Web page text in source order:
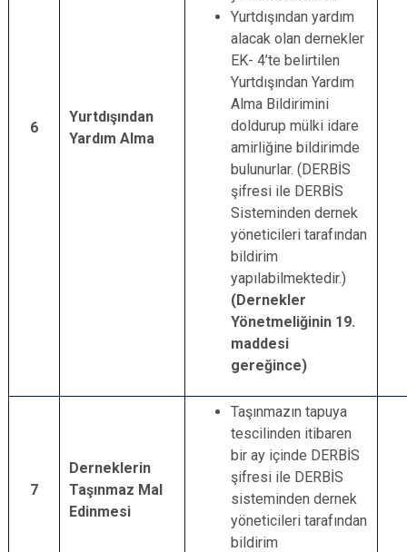
6
Yurtdışından
Yardım Alma
Yurtdışından yardım
alacak olan dernekler
EK- 4’te belirtilen
Yurtdışından Yardım
Alma Bildirimini
doldurup mülki idare
amirliğine bildirimde
bulunurlar. (DERBİS
şifresi ile DERBİS
Sisteminden dernek
yöneticileri tarafından
bildirim
yapılabilmektedir.)
(Dernekler
Yönetmeliğinin 19.
maddesi
gereğince)
7
Derneklerin
Taşınmaz Mal
Edinmesi
Taşınmazın tapuya
tescilinden itibaren
bir ay içinde DERBİS
şifresi ile DERBİS
sisteminden dernek
yöneticileri tarafından
bildirim